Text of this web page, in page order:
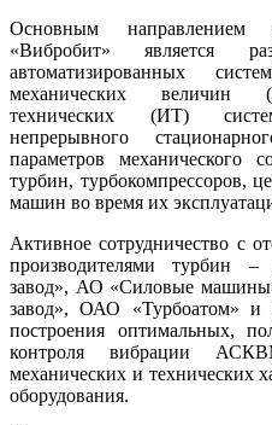
Основным
«Вибробит» является
автоматизированных
механических величин
технических (ИТ)
непрерывного
параметров механического
турбин, турбокомпрессоров,
машин во время их
Активное сотрудничество с
производителями турбин
завод», АО «Силовые
завод», ОАО «Турбоатом» и
построения оптимальных,
контроля вибрации
механических и технических
оборудования.